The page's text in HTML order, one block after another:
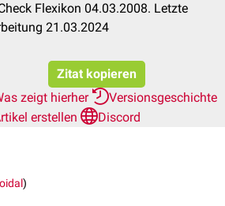
Flexikon 04.03.2008. Letzte
21.03.2024
Zitat kopieren
zeigt hierher
Versionsgeschichte
erstellen
Discord
)